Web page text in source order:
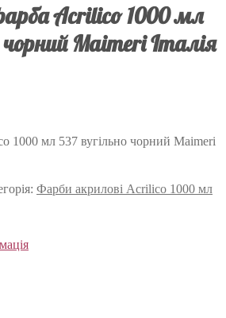
Acrilico 1000 мл
чорний Maimeri Італія
1000 мл 537 вугільно чорний Maimeri
Фарби акрилові Acrilico 1000 мл